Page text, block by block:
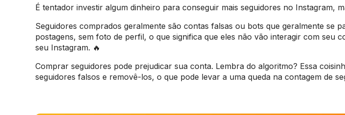
É tentador investir algum dinheiro para conseguir mais seguidores no Instagram,
Seguidores comprados geralmente são contas falsas ou bots que geralmente se
postagens, sem foto de perfil, o que significa que eles não vão interagir com seu
seu Instagram. 🔥
Comprar seguidores pode prejudicar sua conta. Lembra do algoritmo? Essa
seguidores falsos e removê-los, o que pode levar a uma queda na contagem de